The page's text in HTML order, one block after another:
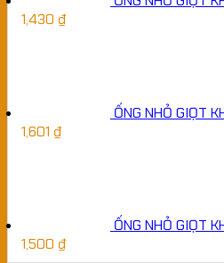
1,430 ₫
ỐNG NHỎ GIỌT
1,601 ₫
ỐNG NHỎ GIỌT
1,500 ₫